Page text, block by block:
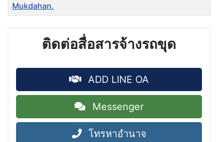
Mukdahan.
ติดต่อสื่อสารจ้างรถขุด
ADD LINE OA
Messenger
โทรหาอำนาจ